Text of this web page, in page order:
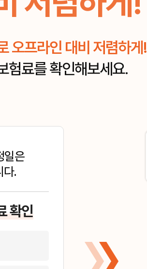
오프라인 대비 저렴하게!
험료를 확인해보세요.
일은
다.
확인